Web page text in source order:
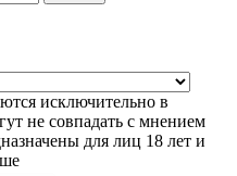
исключительно в
не совпадать с мнением
для лиц 18 лет и